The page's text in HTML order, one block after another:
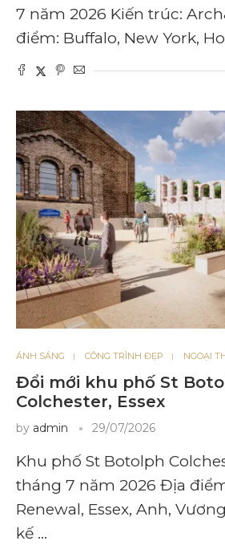
7 năm 2026 Kiến trúc:
điểm: Buffalo, New York,
ÁNH SÁNG CÔNG TRÌNH ĐẸP NGOẠI
Đổi mới khu phố St
Colchester, Essex
by admin 29/07/2026
Khu phố St Botolph
tháng 7 năm 2026 Địa
Renewal, Essex, Anh,
kế …